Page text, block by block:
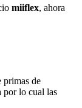
miiflex, ahora
primas de
por lo cual las